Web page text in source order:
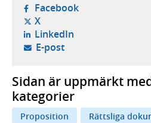
Facebook- öppnas i ny
X- öppnas i ny flik, extern
LinkedIn- öppnas i ny
E-post- öppnar din e-
Sidan är uppmärkt
kategorier
Proposition
Rättsliga